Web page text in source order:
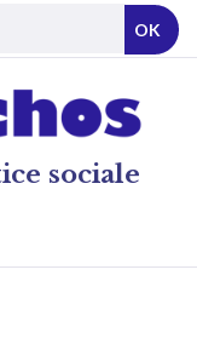
sociale
OK